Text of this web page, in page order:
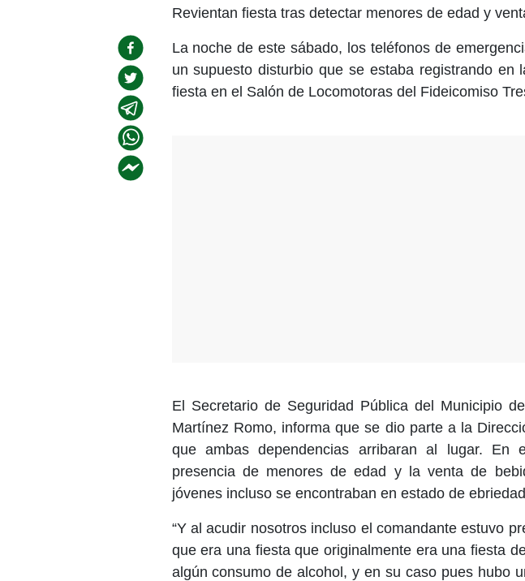
Revientan fiesta tras detectar menores de edad y
La noche de este sábado, los teléfonos de
un supuesto disturbio que se estaba registrando en
fiesta en el Salón de Locomotoras del Fideicomiso
El Secretario de Seguridad Pública del Municipio
Martínez Romo, informa que se dio parte a la
que ambas dependencias arribaran al lugar. En
presencia de menores de edad y la venta de
jóvenes incluso se encontraban en estado de
“Y al acudir nosotros incluso el comandante estuvo
que era una fiesta que originalmente era una fiesta
algún consumo de alcohol, y en su caso pues hubo